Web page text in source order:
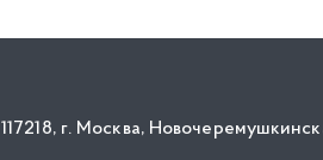
117218, г. Москва,